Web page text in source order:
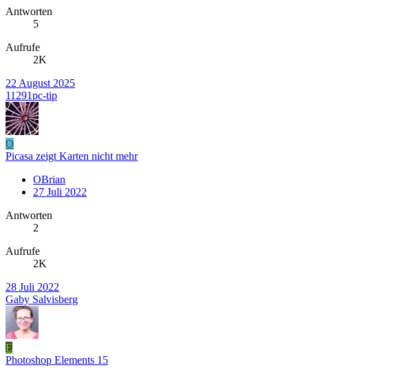
Antworten
5
Aufrufe
2K
22 August 2025
11291pc-tip
O
Picasa zeigt Karten nicht mehr
OBrian
27 Juli 2022
Antworten
2
Aufrufe
2K
28 Juli 2022
Gaby Salvisberg
E
Photoshop Elements 15